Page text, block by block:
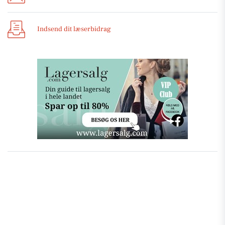
Indsend dit læserbidrag